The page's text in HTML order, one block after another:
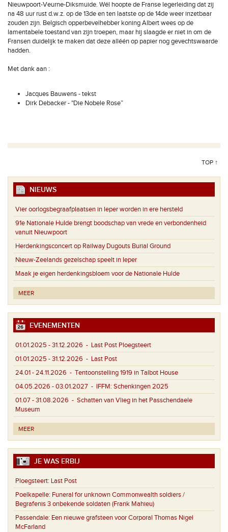
Nieuwpoort-Veurne-Diksmuide. Wél hoopte de Franse legerleiding dat zij
na 48 uur rust d.w.z. op de 13de en ten laatste op de 14de weer inzetbaar
zouden zijn. Belgisch opperbevelhebber koning Albert wees op de
lamentabele toestand van zijn troepen, maar hij slaagde er niet in om de
Fransen duidelijk te maken dat deze alléén op papier nog gevechtswaarde
hadden.
Met dank aan :
Jacques Bauwens - tekst
Dirk Debacker - "Die Nobele Rose”
TOP ↑
NIEUWS
Vier oorlogsbegraafplaatsen in Ieper worden in ere hersteld
91e Nationale Hulde brengt boodschap van vrede en verbondenheid
vanuit Nieuwpoort
Herdenkingsconcert op Railway Dugouts Burial Ground
Nieuw-Zeelands gezelschap speelt in Ieper
Maak je eigen herdenkingsbloem voor de Nationale Hulde
MEER
EVENEMENTEN
01.01.2025 - 31.12.2026 - Last Post Ploegsteert
01.01.2025 - 31.12.2026 - Last Post
24.01 - 24.11.2026 - Tentoonstelling 1919 in Talbot House
04.05.2026 - 03.01.2027 - IFFM: Schenkingen 2025
01.07 - 31.08.2026 - Schatten van Vlieg in het Passchendaele
Museum
MEER
JE WAS ERBIJ
Ploegsteert: Last Post
Poelkapelle: Funeral for unknown Commonwealth soldiers /
Begrafenis 3 onbekende soldaten (Frank Mahieu)
Passendale: Een nieuwe grafsteen voor Corporal Thomas Nigel
McFarland